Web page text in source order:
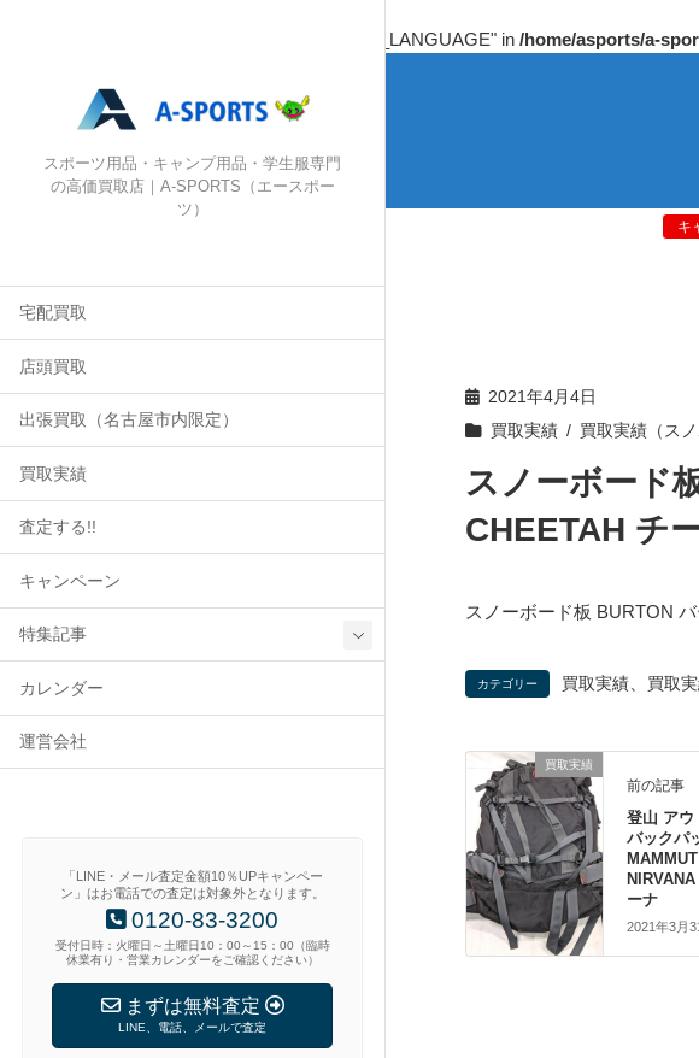
: Undefined array key "HTTP_ACCEPT_LANGUAGE" in /home/asports/a-
スポーツ用品・キャンプ用品・学生服専門
の高価買取店｜A-SPORTS（エースポー
ツ）
宅配買取
店頭買取
出張買取（名古屋市内限定）
買取実績
査定する!!
キャンペーン
特集記事
カレンダー
運営会社
「LINE・メール査定金額10％UPキャンペー
ン」はお電話での査定は対象外となります。
0120-83-3200
受付日時：火曜日～土曜日10：00～15：00（臨時
休業有り・営業カレンダーをご確認ください）
まずは無料査定
LINE、電話、メールで査定
キ
2021年4月4日
買取実績
買取実績（スノ
スノーボード
CHEETAH チ
スノーボード板 BURTON
カテゴリー 買取実績 買取
買取実績
前の記事
登山 アウ
バックパ
ーナ
2021年3月